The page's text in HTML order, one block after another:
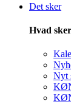
Det sker
Hvad
Nyt